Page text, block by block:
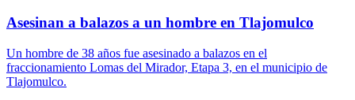
Asesinan a balazos a un hombre en Tlajomulco
Un hombre de 38 años fue asesinado a balazos en el
fraccionamiento Lomas del Mirador, Etapa 3, en el municipio de
Tlajomulco.